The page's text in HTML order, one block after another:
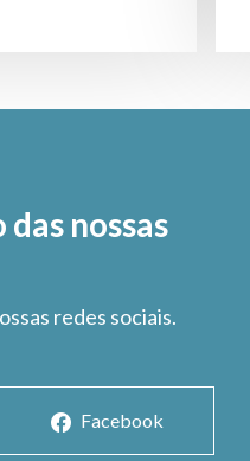
nossas
redes sociais.
Facebook